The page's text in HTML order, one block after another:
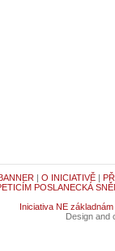
| O INICIATIVĚ|
POSLANECKÁ
Iniciativa NE základnám
Design and